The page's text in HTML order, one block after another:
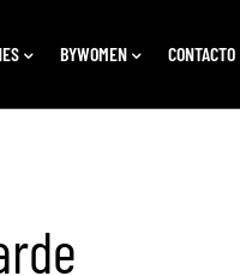
BYWOMEN CONTACTO